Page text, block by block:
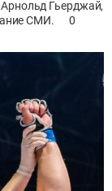
Арнольд Гьерджай,
СМИ. 0